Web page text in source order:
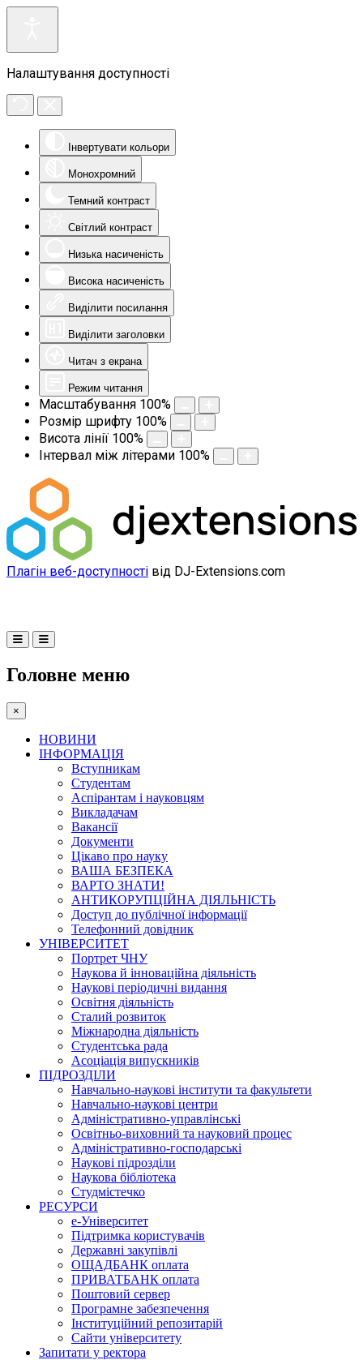
Налаштування доступності
Інвертувати кольори
Монохромний
Темний контраст
Світлий контраст
Низька насиченість
Висока насиченість
Виділити посилання
Виділити заголовки
Читач з екрана
Режим читання
Масштабування 100%
Розмір шрифту 100%
Висота лінії 100%
Інтервал між літерами 100%
Плагін веб-доступності від DJ-Extensions.com
Головне меню
×
НОВИНИ
ІНФОРМАЦІЯ
Вступникам
Студентам
Аспірантам і науковцям
Викладачам
Вакансії
Документи
Цікаво про науку
ВАША БЕЗПЕКА
ВАРТО ЗНАТИ!
АНТИКОРУПЦІЙНА ДІЯЛЬНІСТЬ
Доступ до публічної інформації
Телефонний довідник
УНІВЕРСИТЕТ
Портрет ЧНУ
Наукова й інноваційна діяльність
Наукові періодичні видання
Освітня діяльність
Сталий розвиток
Міжнародна діяльність
Студентська рада
Асоціація випускників
ПІДРОЗДІЛИ
Навчально-наукові інститути та факультети
Навчально-наукові центри
Адміністративно-управлінські
Освітньо-виховний та науковий процес
Адміністративно-господарські
Наукові підрозділи
Наукова бібліотека
Студмістечко
РЕСУРСИ
е-Університет
Підтримка користувачів
Державні закупівлі
ОЩАДБАНК оплата
ПРИВАТБАНК оплата
Поштовий сервер
Програмне забезпечення
Інституційний репозитарій
Сайти університету
Запитати у ректора